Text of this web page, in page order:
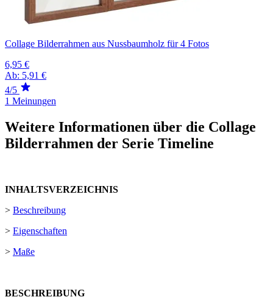
Collage Bilderrahmen aus Nussbaumholz für 4 Fotos
6,95 €
Ab: 5,91 €
4/5
1 Meinungen
Weitere Informationen über die Collage
Bilderrahmen der Serie Timeline
INHALTSVERZEICHNIS
> Beschreibung
> Eigenschaften
> Maße
BESCHREIBUNG